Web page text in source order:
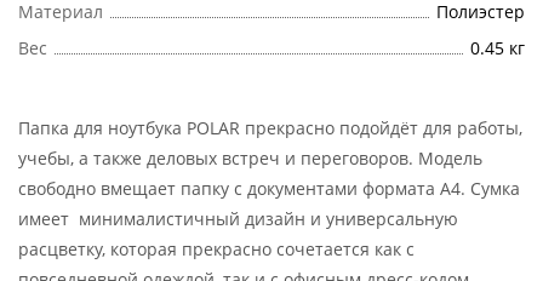
Материал
Полиэстер
Вес
0.45 кг
Папка для ноутбука POLAR прекрасно подойдёт для работы,
учебы, а также деловых встреч и переговоров. Модель
свободно вмещает папку с документами формата А4. Сумка
имеет минималистичный дизайн и универсальную
расцветку, которая прекрасно сочетается как с